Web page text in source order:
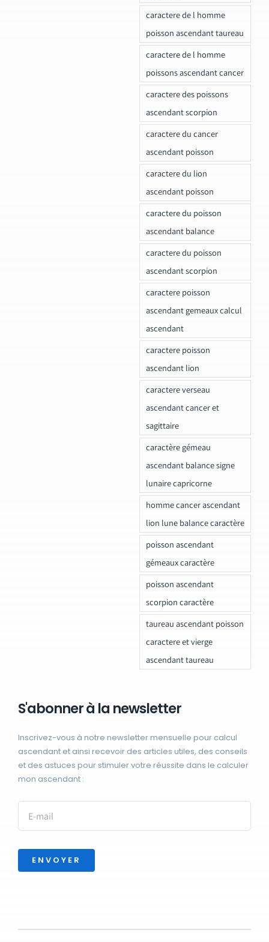
caractere de l homme
poisson ascendant taureau
caractere de l homme
poissons ascendant cancer
caractere des poissons
ascendant scorpion
caractere du cancer
ascendant poisson
caractere du lion
ascendant poisson
caractere du poisson
ascendant balance
caractere du poisson
ascendant scorpion
caractere poisson
ascendant gemeaux calcul
ascendant
caractere poisson
ascendant lion
caractere verseau
ascendant cancer et
sagittaire
caractère gémeau
ascendant balance signe
lunaire capricorne
homme cancer ascendant
lion lune balance caractère
poisson ascendant
gémeaux caractère
poisson ascendant
scorpion caractère
taureau ascendant poisson
caractere et vierge
ascendant taureau
S'abonner à la newsletter
Inscrivez-vous à notre newsletter mensuelle pour calcul
ascendant et ainsi recevoir des articles utiles, des conseils
et des astuces pour stimuler votre réussite dans le calculer
mon ascendant :
ENVOYER